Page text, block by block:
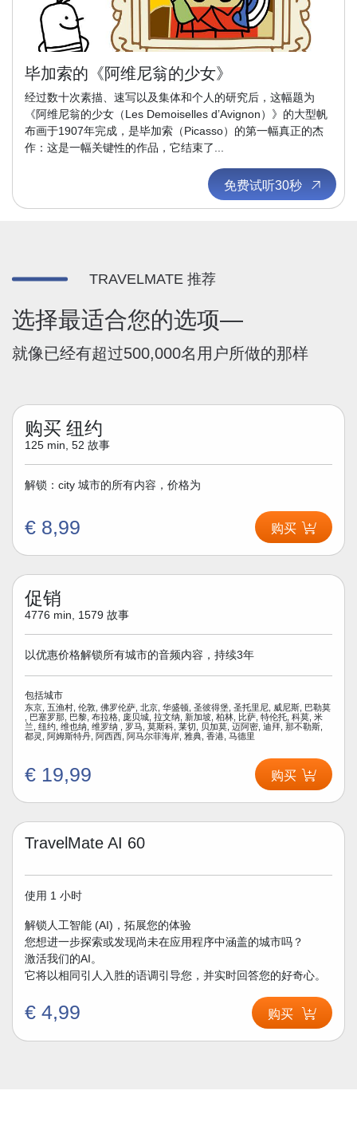
毕加索的《阿维尼翁的少女》
经过数十次素描、速写以及集体和个人的研究后，这幅题为
《阿维尼翁的少女（Les Demoiselles d’Avignon）》的大型帆
布画于1907年完成，是毕加索（Picasso）的第一幅真正的杰
作：这是一幅关键性的作品，它结束了...
免费试听30秒
TRAVELMATE 推荐
选择最适合您的选项—
就像已经有超过500,000名用户所做的那样
购买 纽约
125 min, 52 故事
解锁：city 城市的所有内容，价格为
€ 8,99 购买
促销
4776 min, 1579 故事
以优惠价格解锁所有城市的音频内容，持续3年
包括城市
东京, 五渔村, 伦敦, 佛罗伦萨, 北京, 华盛顿, 圣彼得堡, 圣托里尼, 威尼斯, 巴勒莫
, 巴塞罗那, 巴黎, 布拉格, 庞贝城, 拉文纳, 新加坡, 柏林, 比萨, 特伦托, 科莫, 米
兰, 纽约, 维也纳, 维罗纳 , 罗马, 莫斯科, 莱切, 贝加莫, 迈阿密, 迪拜, 那不勒斯,
都灵, 阿姆斯特丹, 阿西西, 阿马尔菲海岸, 雅典, 香港, 马德里
€ 19,99 购买
TravelMate AI 60
使用 1 小时
解锁人工智能 (AI)，拓展您的体验
您想进一步探索或发现尚未在应用程序中涵盖的城市吗？
激活我们的AI。
它将以相同引人入胜的语调引导您，并实时回答您的好奇心。
€ 4,99 购买